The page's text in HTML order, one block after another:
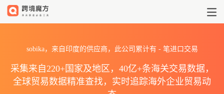
sobika，来自印度的供应商，此公司累计有 -笔进口交易
采集来自220+国家及地区，40亿+条海关交易数据，
全球贸易数据精准查找，实时追踪海外企业贸易动